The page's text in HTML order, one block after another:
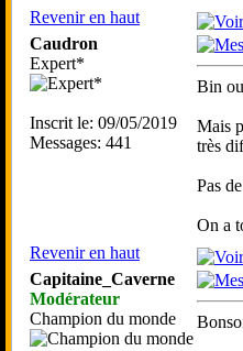
Revenir en haut
Caudron
Expert*
Inscrit le: 09/05/2019
Messages: 441
Bin
Mais
très
Pas
On a
Revenir en haut
Capitaine_Caverne
Modérateur
Champion du monde